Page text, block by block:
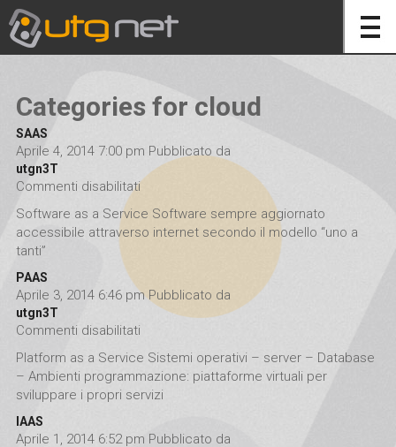
Categories for cloud
SAAS
Aprile 4, 2014 7:00 pm Pubblicato da
utgn3T
Commenti disabilitatisu SAAS
Software as a Service Software sempre aggiornato
accessibile attraverso internet secondo il modello “uno a
tanti”
PAAS
Aprile 3, 2014 6:46 pm Pubblicato da
utgn3T
Commenti disabilitati
Platform as a Service Sistemi operativi – server – Database
– Ambienti programmazione: piattaforme virtuali per
sviluppare i propri servizi
IAAS
Aprile 1, 2014 6:52 pm Pubblicato da